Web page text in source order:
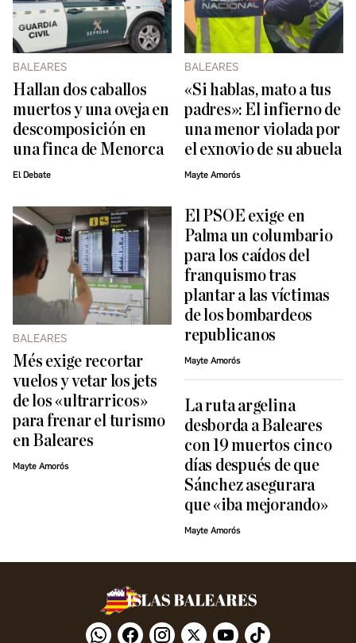
BALEARES
Hallan dos caballos
muertos y una oveja en
descomposición en
una finca de Menorca
El Debate
BALEARES
«Si hablas, mato a tus
padres»: El infierno de
una menor violada por
el exnovio de su abuela
Mayte Amorós
BALEARES
Més exige recortar
vuelos y vetar los jets
de los «ultrarricos»
para frenar el turismo
en Baleares
Mayte Amorós
El PSOE exige en
Palma un columbario
para los caídos del
franquismo tras
plantar a las víctimas
de los bombardeos
republicanos
Mayte Amorós
La ruta argelina
desborda a Baleares
con 19 muertos cinco
días después de que
Sánchez asegurara
que «iba mejorando»
Mayte Amorós